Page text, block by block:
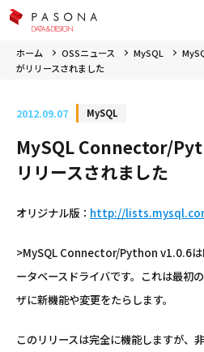
ホーム OSSニュース MySQL
がリリースされました
2012.09.07 MySQL
MySQL Connector/
リリースされました
オリジナル版： http://
>MySQL Connector/Python v1.0.6
ータベースドライバです。これは最初
ザに新機能や変更をたらします。
このリリースは完全に機能しますが、